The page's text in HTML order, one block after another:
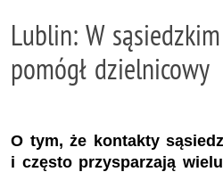
Lublin: W
pomógł dzielnicowy
O tym, że kontakty
i często przysparzają